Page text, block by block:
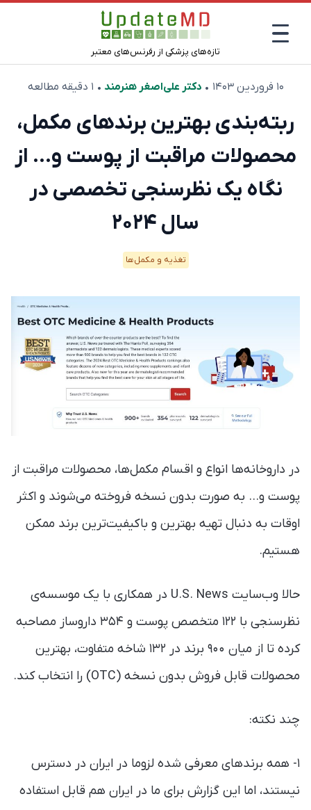
تازه‌های پزشکی از رفرنس‌های معتبر
۱۰ فروردین ۱۴۰۳ •دکتر علی‌اصغر هنرمند • ۱ دقیقه مطالعه
ربته‌بندی بهترین برند‌های مکمل،
محصولات مراقبت از پوست و… از
نگاه یک نظرسنجی تخصصی در
سال ۲۰۲۴
تغذیه و مکمل‌ها
در داروخانه‌ها انواع و اقسام مکمل‌ها، محصولات مراقبت از
پوست و… به صورت بدون نسخه فروخته می‌شوند و اکثر
اوقات به دنبال تهیه بهترین و باکیفیت‌ترین برند ممکن
هستیم.
حالا وب‌سایت U.S. News در همکاری با یک موسسه‌‌ی
نظرسنجی با ۱۲۲ متخصص پوست و ۳۵۴ داروساز مصاحبه
کرده تا از میان ۹۰۰ برند در ۱۳۲ شاخه متفاوت، بهترین
محصولات قابل فروش بدون نسخه (OTC) را انتخاب کند.
چند نکته:
۱- همه برند‌های معرفی شده لزوما در ایران در دسترس
نیستند، اما این گزارش برای ما در ایران هم قابل استفاده